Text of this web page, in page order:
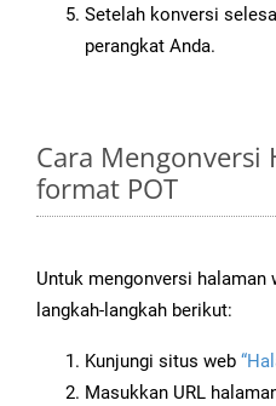
Setelah konversi
perangkat Anda.
Cara Mengonversi
format POT
Untuk mengonversi halaman
langkah-langkah berikut:
Kunjungi situs web
Masukkan URL